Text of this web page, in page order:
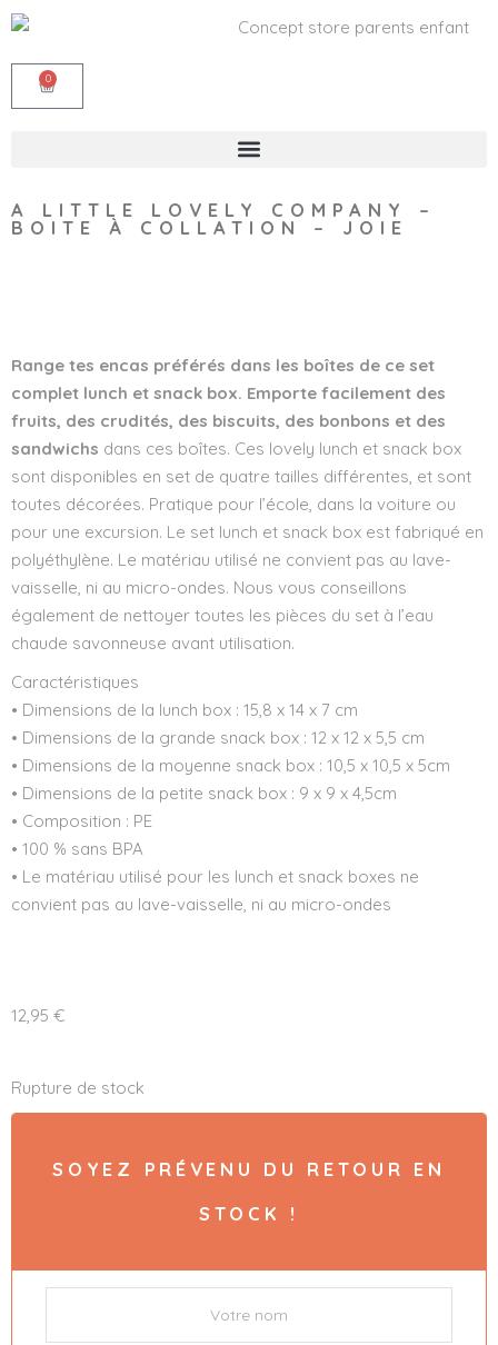
0
A LITTLE LOVELY COMPANY –
BOITE À COLLATION – JOIE
Range tes encas préférés dans les boîtes de ce set
complet lunch et snack box. Emporte facilement des
fruits, des crudités, des biscuits, des bonbons et des
sandwichs dans ces boîtes. Ces lovely lunch et snack box
sont disponibles en set de quatre tailles différentes, et sont
toutes décorées. Pratique pour l’école, dans la voiture ou
pour une excursion. Le set lunch et snack box est fabriqué en
polyéthylène. Le matériau utilisé ne convient pas au lave-
vaisselle, ni au micro-ondes. Nous vous conseillons
également de nettoyer toutes les pièces du set à l’eau
chaude savonneuse avant utilisation.
Caractéristiques
• Dimensions de la lunch box : 15,8 x 14 x 7 cm
• Dimensions de la grande snack box : 12 x 12 x 5,5 cm
• Dimensions de la moyenne snack box : 10,5 x 10,5 x 5cm
• Dimensions de la petite snack box : 9 x 9 x 4,5cm
• Composition : PE
• 100 % sans BPA
• Le matériau utilisé pour les lunch et snack boxes ne
convient pas au lave-vaisselle, ni au micro-ondes
12,95 €
Rupture de stock
SOYEZ PRÉVENU DU RETOUR EN
STOCK !